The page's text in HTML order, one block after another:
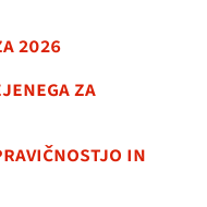
2026
za
in